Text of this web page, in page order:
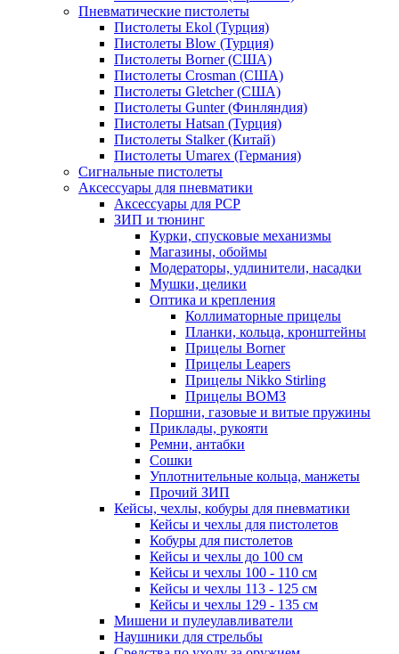
Пневматические пистолеты
Пистолеты Ekol (Турция)
Пистолеты Blow (Турция)
Пистолеты Borner (США)
Пистолеты Crosman (США)
Пистолеты Gletcher (США)
Пистолеты Gunter (Финляндия)
Пистолеты Hatsan (Турция)
Пистолеты Stalker (Китай)
Пистолеты Umarex (Германия)
Сигнальные пистолеты
Аксессуары для пневматики
Аксессуары для PCP
ЗИП и тюнинг
Курки, спусковые механизмы
Магазины, обоймы
Модераторы, удлинители, насадки
Мушки, целики
Оптика и крепления
Коллиматорные прицелы
Планки, кольца, кронштейны
Прицелы Borner
Прицелы Leapers
Прицелы Nikko Stirling
Прицелы ВОМЗ
Поршни, газовые и витые пружины
Приклады, рукояти
Ремни, антабки
Сошки
Уплотнительные кольца, манжеты
Прочий ЗИП
Кейсы, чехлы, кобуры для пневматики
Кейсы и чехлы для пистолетов
Кобуры для пистолетов
Кейсы и чехлы до 100 см
Кейсы и чехлы 100 - 110 см
Кейсы и чехлы 113 - 125 см
Кейсы и чехлы 129 - 135 см
Мишени и пулеулавливатели
Наушники для стрельбы